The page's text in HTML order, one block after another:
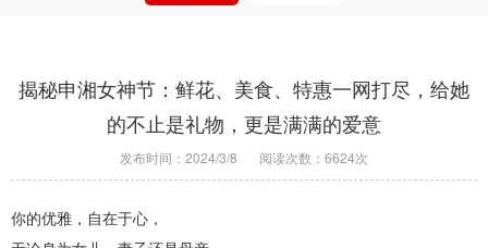
揭秘申湘女神节：鲜花、美食、特惠一网打尽，给她
的不止是礼物，更是满满的爱意
发布时间：2024/3/8 阅读次数：6624次
你的优雅，自在于心，